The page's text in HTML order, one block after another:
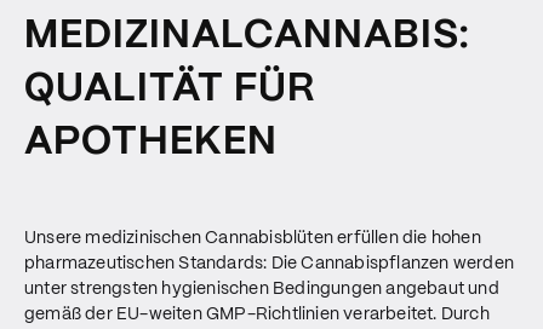
MEDIZINALCANNABIS:
QUALITÄT FÜR
APOTHEKEN
Unsere medizinischen Cannabisblüten erfüllen die hohen
pharmazeutischen Standards: Die Cannabispflanzen werden
unter strengsten hygienischen Bedingungen angebaut und
gemäß der EU-weiten GMP-Richtlinien verarbeitet. Durch